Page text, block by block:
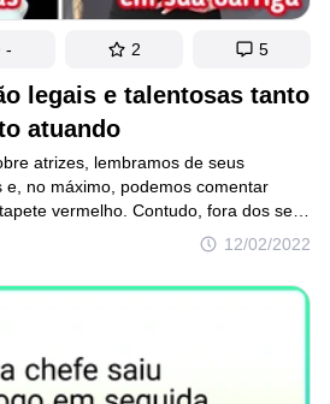
legais e talentosas tanto
atuando
12/02/2022
atrizes, lembramos de seus
e, no máximo, podemos comentar
vermelho. Contudo, fora dos sets
elas geralmente são ótimas
e uma perspectiva inspiradora
- 2 5